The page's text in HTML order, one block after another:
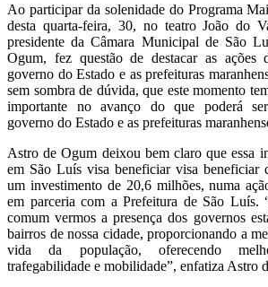
Ao participar da solenidade do Programa
desta quarta-feira, 30, no teatro João do
presidente da Câmara Municipal de São
Ogum, fez questão de destacar as ações
governo do Estado e as prefeituras
sem sombra de dúvida, que este momento
importante no avanço do que poderá
governo do Estado e as prefeituras
Astro de Ogum deixou bem claro que essa
em São Luís visa beneficiar visa beneficiar
um investimento de 20,6 milhões, numa
em parceria com a Prefeitura de São Luís.
comum vermos a presença dos governos
bairros de nossa cidade, proporcionando a
vida da população, oferecendo
trafegabilidade e mobilidade”, enfatiza Astro